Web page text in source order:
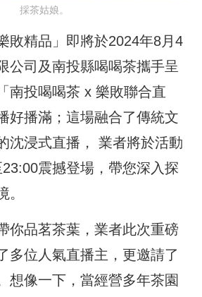
採茶姑娘。
敗精品」即將於2024年8月4
公司及南投縣喝喝茶攜手呈
南投喝喝茶 x 樂敗聯合直
好播滿；這場融合了傳統文
沈浸式直播， 業者將於活動
震撼登場，帶您深入探
。
你品茗茶葉，業者此次重磅
多位人氣直播主，更邀請了
想像一下，當經營多年茶園